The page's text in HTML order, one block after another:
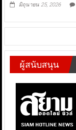
มิถุนายน 25, 2026
ผู้สนับสนุน